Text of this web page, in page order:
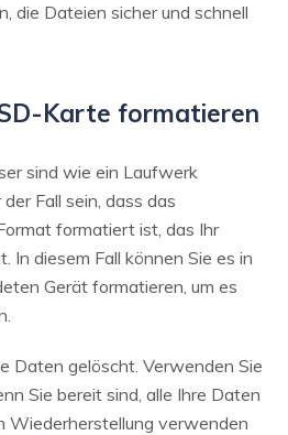
die Dateien sicher und schnell
Karte formatieren
sind wie ein Laufwerk
Fall sein, dass das
formatiert ist, das Ihr
In diesem Fall können Sie es in
Gerät formatieren, um es
Daten gelöscht. Verwenden Sie
Sie bereit sind, alle Ihre Daten
Wiederherstellung verwenden